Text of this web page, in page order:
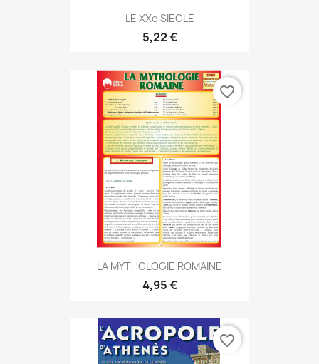
LE XXe SIECLE
5,22 €
LA MYTHOLOGIE ROMAINE
4,95 €
favorite_border
favorite_border